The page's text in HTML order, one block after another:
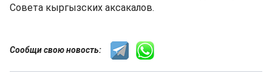
Совета кыргызских аксакалов.
Сообщи свою новость: